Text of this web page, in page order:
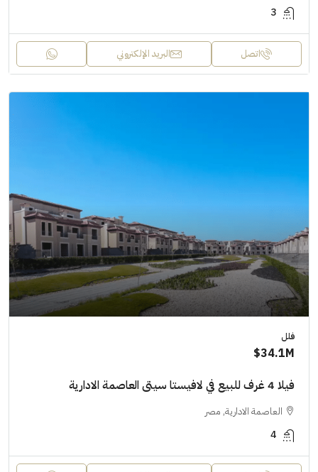
3
اتصل البريد الإلكتروني
فلل
34.1M$
فيلا 4 غرف للبيع في لافيستا سيتى العاصمة الادارية
العاصمة الادارية, مصر
4